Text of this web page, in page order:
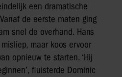
een dramatische
de eerste maten ging
snel de overhand. Hans
maar koos ervoor
opnieuw te starten. ‘Hij
fluisterde Dominic